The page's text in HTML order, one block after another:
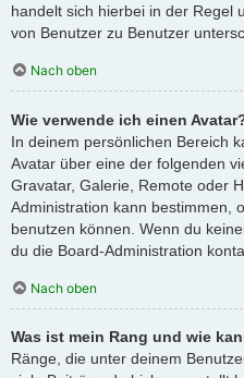
handelt sich hierbei in der Regel
von Benutzer zu Benutzer
Nach oben
Wie verwende ich einen
In deinem persönlichen Bereich
Avatar über eine der folgenden
Gravatar, Galerie, Remote oder
Administration kann bestimmen,
benutzen können. Wenn du
du die Board-Administration
Nach oben
Was ist mein Rang und wie
Ränge, die unter deinem